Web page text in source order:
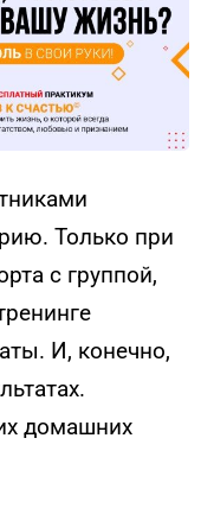
Только при
с группой,
И, конечно,
домашних